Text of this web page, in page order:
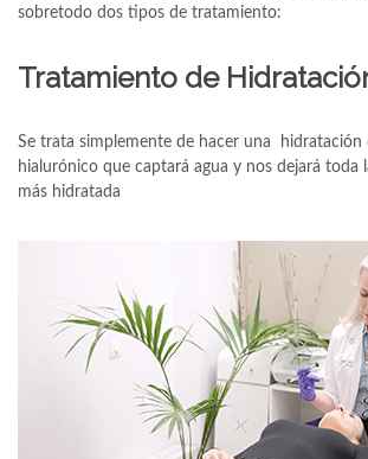
sobretodo dos tipos de tratamiento:
Tratamiento de
Se trata simplemente de hacer una hidratación
hialurónico que captará agua y nos dejará toda
más hidratada